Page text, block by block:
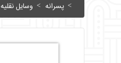
پسرانه وسایل نقلیه